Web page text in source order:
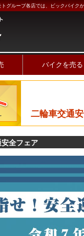
グループ各店では、ビックバイク
バイクを売る
二輪車交通
全フェア